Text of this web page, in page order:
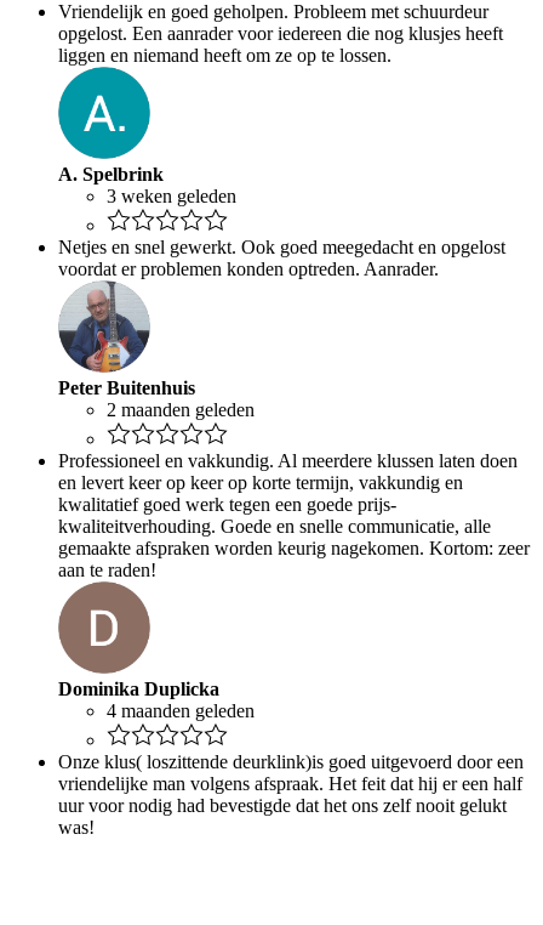
Vriendelijk en goed geholpen. Probleem met schuurdeur
opgelost. Een aanrader voor iedereen die nog klusjes heeft
liggen en niemand heeft om ze op te lossen.
A. Spelbrink
3 weken geleden
Netjes en snel gewerkt. Ook goed meegedacht en opgelost
voordat er problemen konden optreden. Aanrader.
Peter Buitenhuis
2 maanden geleden
Professioneel en vakkundig. Al meerdere klussen laten doen
en levert keer op keer op korte termijn, vakkundig en
kwalitatief goed werk tegen een goede prijs-
kwaliteitverhouding. Goede en snelle communicatie, alle
gemaakte afspraken worden keurig nagekomen. Kortom: zeer
aan te raden!
Dominika Duplicka
4 maanden geleden
Onze klus( loszittende deurklink)is goed uitgevoerd door een
vriendelijke man volgens afspraak. Het feit dat hij er een half
uur voor nodig had bevestigde dat het ons zelf nooit gelukt
was!